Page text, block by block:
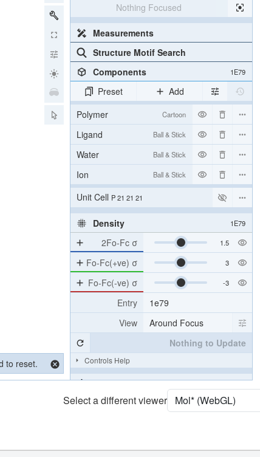
to reset.
Nothing Focused
Measurements
Structure Motif Search
Components
1E79
Preset
Add
Polymer
Cartoon
Ligand Ball & Stick
Water Ball & Stick
Ion Ball & Stick
Unit Cell P 21 21 21
Density 1E79
2Fo-Fc σ
Fo-Fc(+ve) σ
Fo-Fc(-ve) σ
Entry
1e79
View
Around Focus
Nothing to Update
Controls Help
Quality Assessment
Assembly Symmetry
Select a different viewer